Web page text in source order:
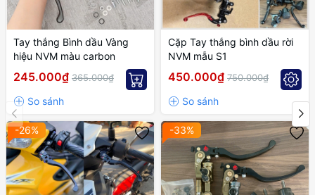
Tay thắng Bình dầu Vàng
hiệu NVM màu carbon
245.000₫ 365.000₫
Cặp Tay thắng bình dầu rời
NVM mẫu S1
450.000₫ 750.000₫
-26% -33%